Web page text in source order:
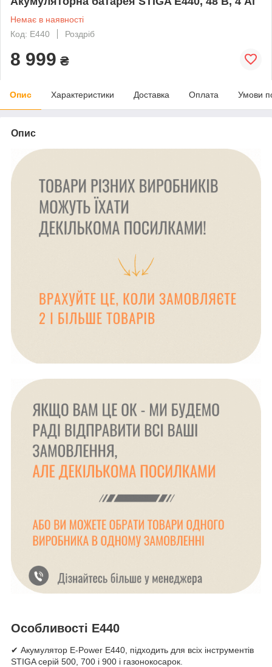
Немає в наявності
Код: E440
Роздріб
8 999 ₴
Опис Характеристики Доставка Оплата Умови
Опис
Особливості E440
✔ Акумулятор E-Power E440, підходить для всіх інструментів
STIGA серій 500, 700 і 900 і газонокосарок.